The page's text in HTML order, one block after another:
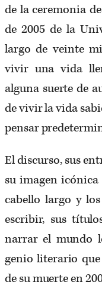
de la ceremonia
de 2005 de la
largo de veinte
vivir una vida
alguna suerte de
de vivir la vida
pensar
El discurso, sus
su imagen
cabello largo y
escribir, sus
narrar el mundo
genio literario
de su muerte en